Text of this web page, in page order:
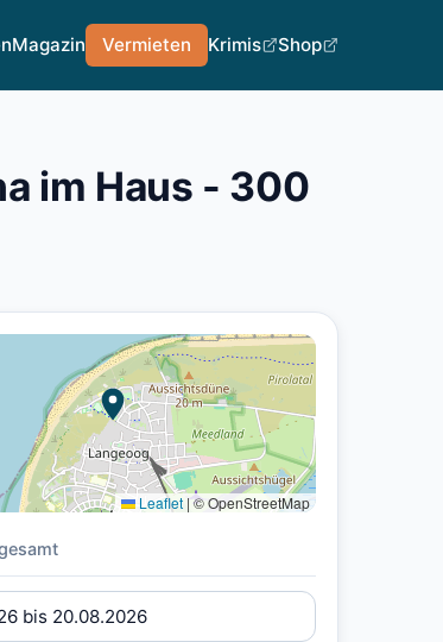
Magazin Vermieten Krimis Shop
im Haus - 300
Leaflet |© OpenStreetMap